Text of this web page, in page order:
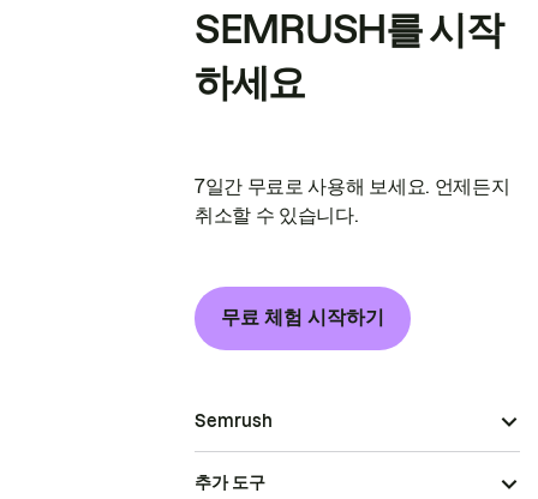
SEMRUSH를 시작
하세요
7일간 무료로 사용해 보세요. 언제든지
취소할 수 있습니다.
무료 체험 시작하기
Semrush
추가 도구